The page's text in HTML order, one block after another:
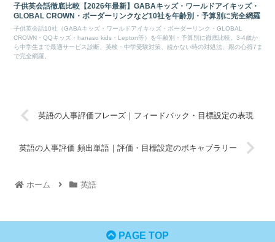
子供英会話徹底比較【2026年最新】GABAキッズ・ワールドアイキッズ・
GLOBAL CROWN・ボーダーリンクなど10社を年齢別・予算別に完全網羅
子供英会話10社（GABAキッズ・ワールドアイキッズ・ボーダーリンク・GLOBAL
CROWN・QQキッズ・hanaso kids・Lepton等）を年齢別・予算別に徹底比較。3-4歳か
ら中学生まで最適サービス診断、英検・中学受験対策、続かない時の対処法、親の心得7ま
で完全網羅。
英語の人事評価フレーズ｜フィードバック・目標設定の表現
英語の人事評価 頻出単語｜評価・目標設定のボキャブラリー
ホーム 英語
PAGE TOP